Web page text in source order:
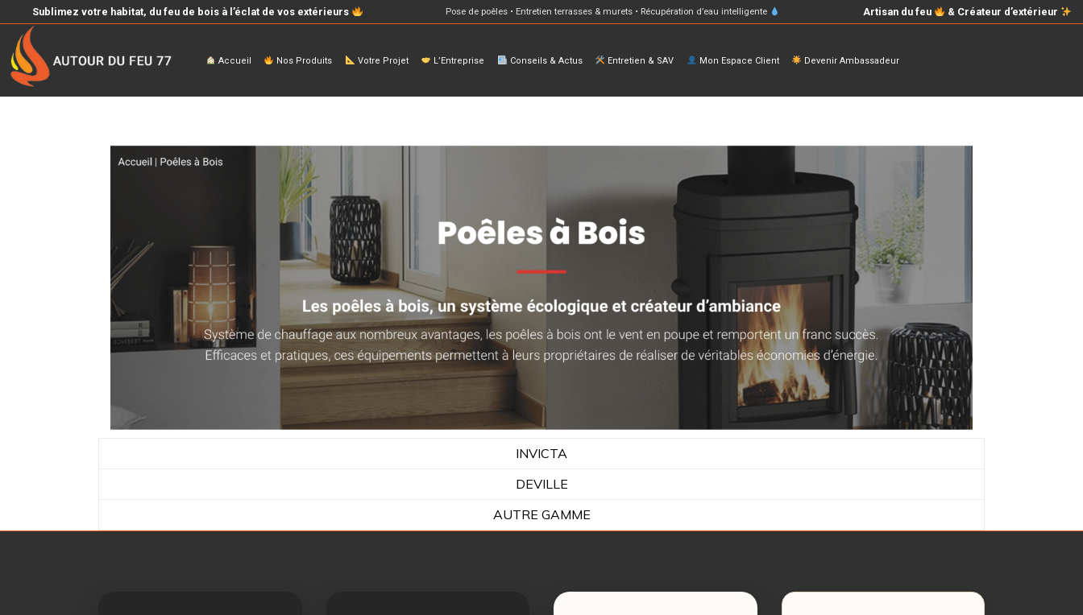
Sublimez votre habitat, du feu de bois à l’éclat de vos extérieurs Pose de poêles • Entretien terrasses & murets • Récupération d’eau intelligente Artisan du feu & Créateur d’extérieur
Accueil Nos Produits Votre Projet L’Entreprise Conseils & Actus Entretien & SAV Mon Espace Client Devenir Ambassadeur
INVICTA
DEVILLE
AUTRE GAMME